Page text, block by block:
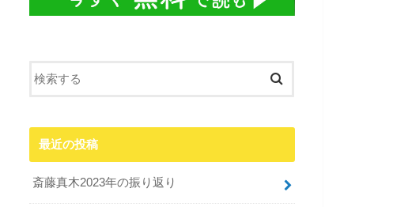
最近の投稿
斎藤真木2023年の振り返り